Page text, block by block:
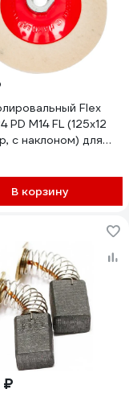
Flex
PD M14 FL (125x12
с наклоном) для
Hammer 62200
В корзину
₽